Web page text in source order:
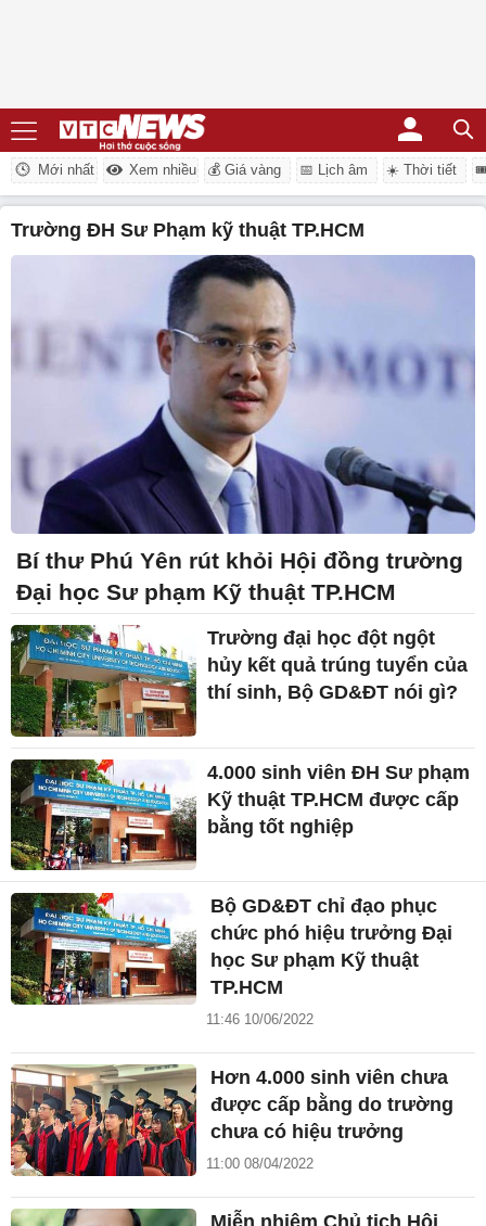
Mới nhất Xem nhiều 💰 Giá vàng 📅 Lịch âm ☀️ Thời tiết
trường ĐH Sư Phạm kỹ thuật TP.HCM
Bí thư Phú Yên rút khỏi Hội đồng trường
Đại học Sư phạm Kỹ thuật TP.HCM
Trường đại học đột ngột
hủy kết quả trúng tuyển của
thí sinh, Bộ GD&ĐT nói gì?
4.000 sinh viên ĐH Sư phạm
Kỹ thuật TP.HCM được cấp
bằng tốt nghiệp
Bộ GD&ĐT chỉ đạo phục
chức phó hiệu trưởng Đại
học Sư phạm Kỹ thuật
TP.HCM
11:46 10/06/2022
Hơn 4.000 sinh viên chưa
được cấp bằng do trường
chưa có hiệu trưởng
11:00 08/04/2022